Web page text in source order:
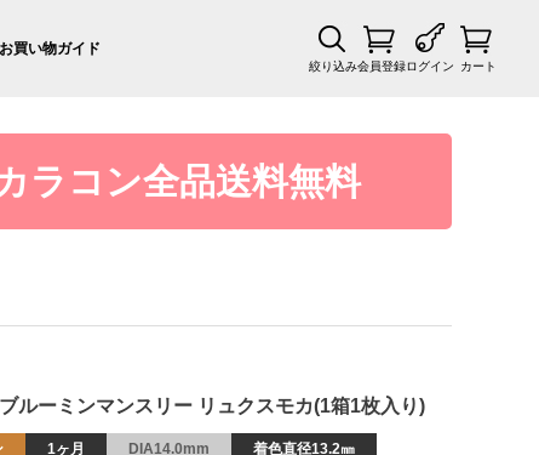
買い物ガイド
絞り込み会員登録ログイン カート
ラコン全品送料無料
ルーミンマンスリー リュクスモカ(1箱1枚入り)
1ヶ月 DIA14.0mm
着色直径13.2㎜